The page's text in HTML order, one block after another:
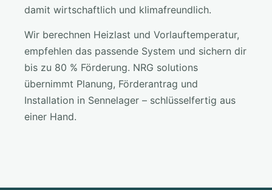
damit wirtschaftlich und klimafreundlich.
Wir berechnen Heizlast und Vorlauftemperatur,
empfehlen das passende System und sichern dir
bis zu 80 % Förderung. NRG solutions
übernimmt Planung, Förderantrag und
Installation in Sennelager – schlüsselfertig aus
einer Hand.